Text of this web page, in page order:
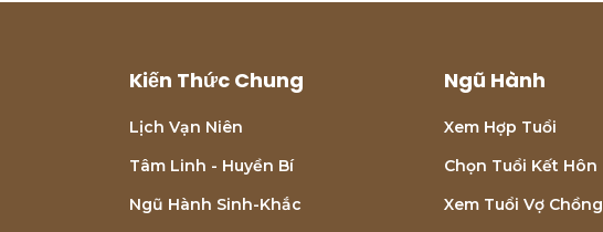
Kiến Thức Chung
Lịch Vạn Niên
Tâm Linh - Huyền Bí
Ngũ Hành Sinh-Khắc
Ngũ Hành
Xem Hợp Tuổi
Chọn Tuổi Kết Hôn
Xem Tuổi Vợ Chồng